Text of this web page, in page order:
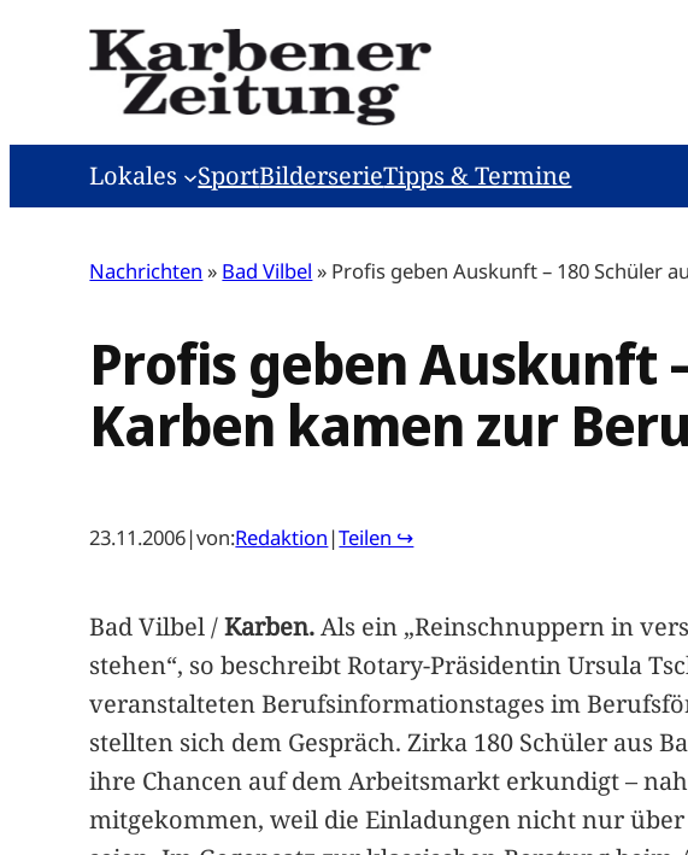
Lokales SportBilderserieTipps & Termine
Nachrichten » Bad Vilbel » Profis geben Auskunft – 180 Schüler
Profis geben Auskunft
Karben kamen zur
23.11.2006|von:Redaktion |Teilen ↪
Bad Vilbel /Karben.Als ein „Reinschnuppern in
stehen“, so beschreibt Rotary-Präsidentin Ursula
veranstalteten Berufsinformationstages im
stellten sich dem Gespräch. Zirka 180 Schüler aus
ihre Chancen auf dem Arbeitsmarkt erkundigt –
mitgekommen, weil die Einladungen nicht nur